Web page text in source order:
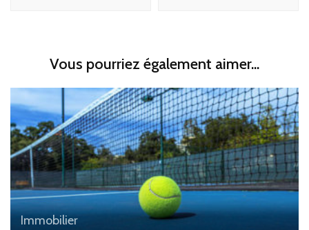
Vous pourriez également aimer...
Immobilier